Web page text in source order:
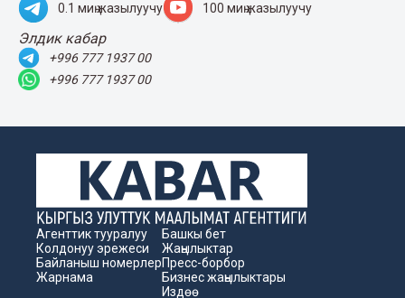
0.1 миң жазылуучу 100 миң жазылуучу
Элдик кабар
+996 777 1937 00
+996 777 1937 00
Агенттик тууралуу
Колдонуу эрежеси
Байланыш номерлер
Жарнама
Башкы бет
Жаңылыктар
Пресс-борбор
Бизнес жаңылыктары
Издөө